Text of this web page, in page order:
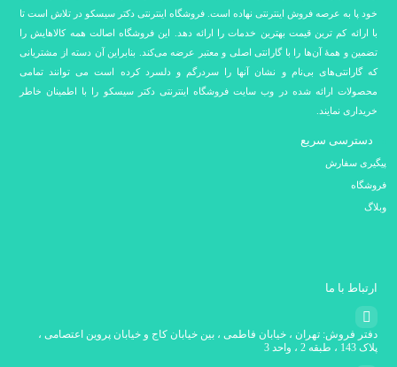
خود پا به عرصه فروش اینترنتی نهاده است. فروشگاه اینترنتی دکتر سیسکو در تلاش است تا
با ارائه کم ترین قیمت بهترین خدمات را ارائه دهد. این فروشگاه اصالت همه کالاهایش را
تضمین و همۀ آن‌ها را با گارانتی اصلی و معتبر عرضه می‌کند. بنابراین آن دسته از مشتریانی
که گارانتی‌های بی‌نام و نشان آنها را سردرگم و دلسرد کرده است می توانند تمامی
محصولات ارائه شده در وب سایت فروشگاه اینترنتی دکتر سیسکو را با اطمینان خاطر
خریداری نمایند.
دسترسی سریع
پیگیری سفارش
فروشگاه
وبلاگ
ارتباط با ما
دفتر فروش: تهران ، خیابان فاطمی ، بین خیابان کاج و خیابان پروین اعتصامی ،
پلاک 143 ، طبقه 2 ، واحد 3